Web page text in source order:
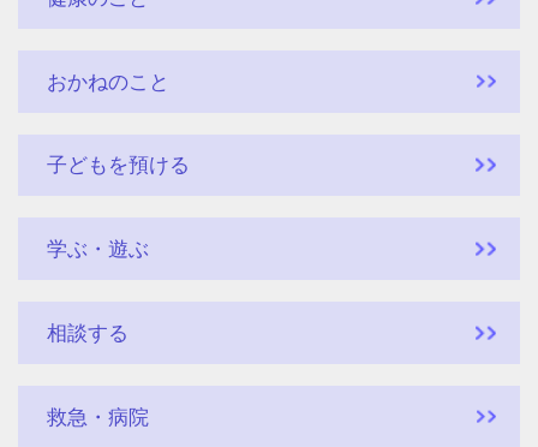
おかねのこと
子どもを預ける
学ぶ・遊ぶ
相談する
救急・病院